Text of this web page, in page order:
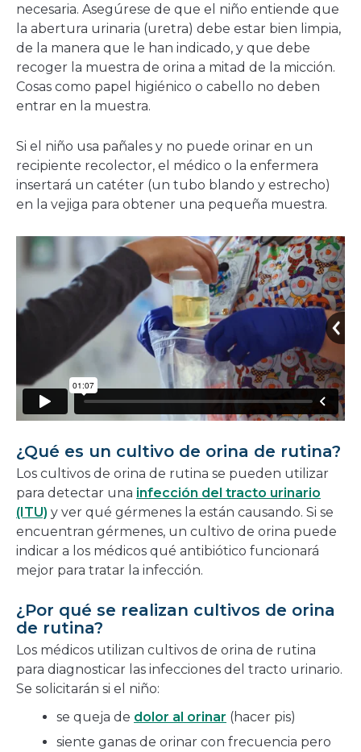
necesaria. Asegúrese de que el niño entiende que
la abertura urinaria (uretra) debe estar bien limpia,
de la manera que le han indicado, y que debe
recoger la muestra de orina a mitad de la micción.
Cosas como papel higiénico o cabello no deben
entrar en la muestra.
Si el niño usa pañales y no puede orinar en un
recipiente recolector, el médico o la enfermera
insertará un catéter (un tubo blando y estrecho)
en la vejiga para obtener una pequeña muestra.
¿Qué es un cultivo de orina de rutina?
Los cultivos de orina de rutina se pueden utilizar
para detectar una infección del tracto urinario
(ITU) y ver qué gérmenes la están causando. Si se
encuentran gérmenes, un cultivo de orina puede
indicar a los médicos qué antibiótico funcionará
mejor para tratar la infección.
¿Por qué se realizan cultivos de orina
de rutina?
Los médicos utilizan cultivos de orina de rutina
para diagnosticar las infecciones del tracto urinario.
Se solicitarán si el niño:
se queja de dolor al orinar (hacer pis)
siente ganas de orinar con frecuencia pero